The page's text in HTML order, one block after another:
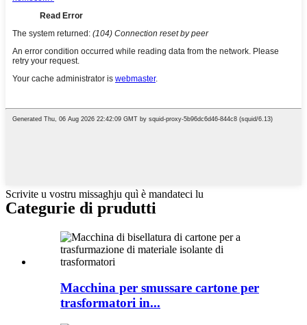
Scrivite u vostru missaghju quì è mandateci lu
Categurie di prudutti
Macchina per smussare cartone per
trasformatori in...